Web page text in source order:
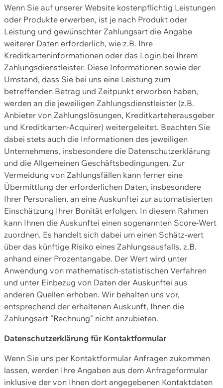
Wenn Sie auf unserer Website kostenpflichtig Leistungen
oder Produkte erwerben, ist je nach Produkt oder
Leistung und gewünschter Zahlungsart die Angabe
weiterer Daten erforderlich, wie z.B. Ihre
Kreditkarteninformationen oder das Login bei Ihrem
Zahlungsdienstleister. Diese Informationen sowie der
Umstand, dass Sie bei uns eine Leistung zum
betreffenden Betrag und Zeitpunkt erworben haben,
werden an die jeweiligen Zahlungsdienstleister (z.B.
Anbieter von Zahlungslösungen, Kreditkarteherausgeber
und Kreditkarten-Acquirer) weitergeleitet. Beachten Sie
dabei stets auch die Informationen des jeweiligen
Unternehmens, insbesondere die Datenschutzerklärung
und die Allgemeinen Geschäftsbedingungen. Zur
Vermeidung von Zahlungsfällen kann ferner eine
Übermittlung der erforderlichen Daten, insbesondere
Ihrer Personalien, an eine Auskunftei zur automatisierten
Einschätzung Ihrer Bonität erfolgen. In diesem Rahmen
kann Ihnen die Auskunftei einen sogenannten Score-Wert
zuordnen. Es handelt sich dabei um einen Schätz-wert
über das künftige Risiko eines Zahlungsausfalls, z.B.
anhand einer Prozentangabe. Der Wert wird unter
Anwendung von mathematisch-statistischen Verfahren
und unter Einbezug von Daten der Auskunftei aus
anderen Quellen erhoben. Wir behalten uns vor,
entsprechend der erhaltenen Auskunft, Ihnen die
Zahlungsart "Rechnung" nicht anzubieten.
Datenschutzerklärung für Kontaktformular
Wenn Sie uns per Kontaktformular Anfragen zukommen
lassen, werden Ihre Angaben aus dem Anfrageformular
inklusive der von Ihnen dort angegebenen Kontaktdaten